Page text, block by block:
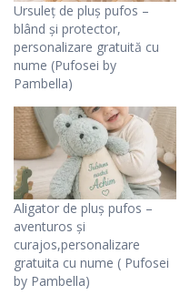
Ursuleț de pluș pufos –
blând și protector,
personalizare gratuită cu
nume (Pufosei by
Pambella)
Aligator de pluș pufos –
aventuros și
curajos,personalizare
gratuita cu nume ( Pufosei
by Pambella)